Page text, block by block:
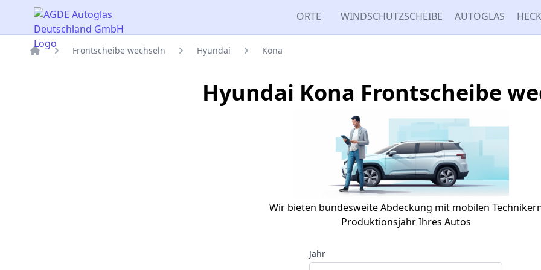
AGDE Autoglas Deutschland GmbH ORTE WINDSCHUTZSCHEIBE AUTOGLAS
Frontscheibe wechseln Hyundai Kona
Hyundai Kona Frontscheibe
Wir bieten bundesweite Abdeckung mit mobilen
Produktionsjahr Ihres Autos
Jahr